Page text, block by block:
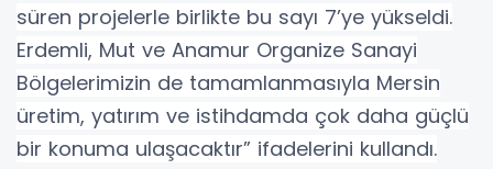
süren projelerle birlikte bu sayı 7’ye yükseldi.
Erdemli, Mut ve Anamur Organize Sanayi
Bölgelerimizin de tamamlanmasıyla Mersin
üretim, yatırım ve istihdamda çok daha güçlü
bir konuma ulaşacaktır” ifadelerini kullandı.